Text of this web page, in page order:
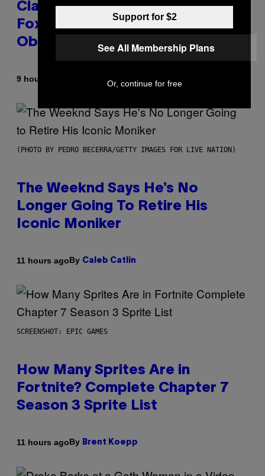
Clapped Back at Bill O’Reilly and
Fox News in Defense of Barack
Obama?
9 hours ago Caleb Catlin
(PHOTO BY PEDRO BECERRA/GETTY IMAGES FOR LIVE NATION)
The Weeknd Says He’s No
Longer Going To Retire His
Iconic Moniker
11 hours agoBy Caleb Catlin
SCREENSHOT: EPIC GAMES
How Many Sprites Are in
Fortnite? Complete Chapter 7
Season 3 Sprite List
11 hours agoBy Brent Koepp
Support for $2
See All Membership Plans
Or, continue for free